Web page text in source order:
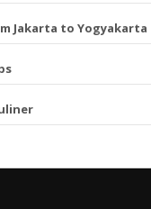
Jakarta to Yogyakarta